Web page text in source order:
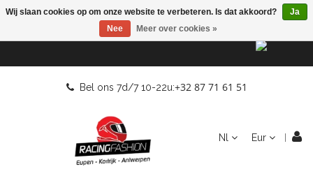
Bel ons 7d/7 10-22u:+32 87 71 61 51
Nl Eur
Wij slaan cookies op om onze website te verbeteren. Is dat akkoord?
Ja
Nee
Meer over cookies »